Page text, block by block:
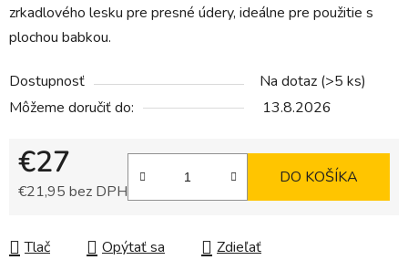
zrkadlového lesku pre presné údery, ideálne pre použitie s
plochou babkou.
Dostupnosť Na dotaz (>5 ks)
Môžeme doručiť do:
13.8.2026
€27
€21,95 bez DPH
DO KOŠÍKA
Tlač Opýtať sa Zdieľať